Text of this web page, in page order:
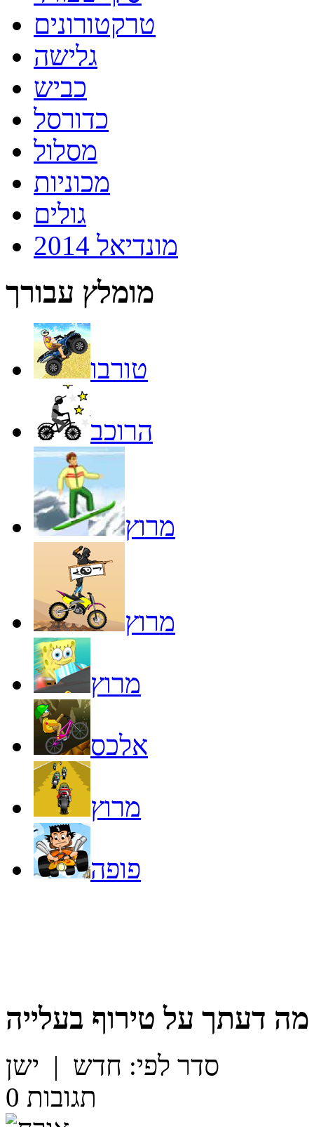
טרקטורונים
גלישה
כביש
כדורסל
מסלול
מכוניות
גולים
מונדיאל 2014
מומלץ עבורך
טורבו
הרוכב
מרוץ
מרוץ
מרוץ
אלכס
מרוץ
פופה
מה דעתך על טירוף בעלייה
סדר לפי: חדש | ישן
0 תגובות